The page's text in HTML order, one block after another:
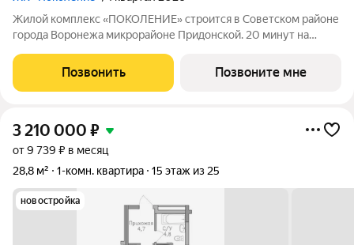
Жилой комплекс «ПОКОЛЕНИЕ» строится в Советском районе
города Воронежа микрорайоне Придонской. 20 минут на
доступности. Активное благоустройство: спортивные
тренажеры, комфортные детские
Позвонить Позвоните мне
3 210 000 ₽
от 9 739 ₽ в месяц
28,8 м²
1-комн. квартира 15 этаж из 25
новостройка